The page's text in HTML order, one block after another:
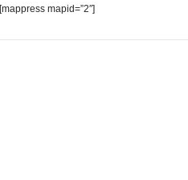
[mappress mapid=”2″]